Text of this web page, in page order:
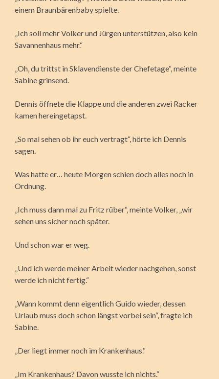
einem Braunbärenbaby spielte.
„Ich soll mehr Volker und Jürgen unterstützen, also kein
Savannenhaus mehr.“
„Oh, du trittst in Sklavendienste der Chefetage“, meinte
Sabine grinsend.
Dennis öffnete die Klappe und die anderen zwei Racker
kamen hereingetapst.
„So mal sehen ob ihr euch vertragt“, hörte ich Dennis
sagen.
Was hatte er… heute Morgen schien doch alles noch in
Ordnung.
„Ich muss dann mal zu Fritz rüber“, meinte Volker, „wir
sehen uns sicher noch später.
Und schon war er weg.
„Und ich werde meiner Arbeit wieder nachgehen, sonst
werde ich nicht fertig.“
„Wann kommt denn eigentlich Guido wieder, dessen
Urlaub muss doch schon längst vorbei sein“, fragte ich
Sabine.
„Der liegt immer noch im Krankenhaus.“
„Im Krankenhaus? Davon wusste ich nichts.“